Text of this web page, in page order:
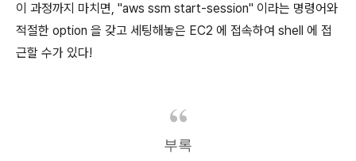
이 과정까지 마치면, "aws ssm start-session" 이라는 명령어와
적절한 option 을 갖고 세팅해놓은 EC2 에 접속하여 shell 에 접
근할 수가 있다!
부록